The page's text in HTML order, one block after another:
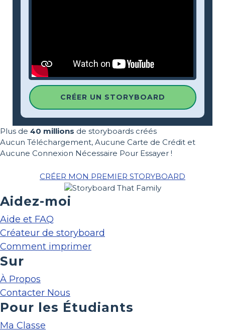
CRÉER UN STORYBOARD
Plus de 40 millions de storyboards créés
Aucun Téléchargement, Aucune Carte de Crédit et
Aucune Connexion Nécessaire Pour Essayer !
CRÉER MON PREMIER STORYBOARD
Aidez-moi
Aide et FAQ
Créateur de storyboard
Comment imprimer
Sur
À Propos
Contacter Nous
Pour les Étudiants
Ma Classe